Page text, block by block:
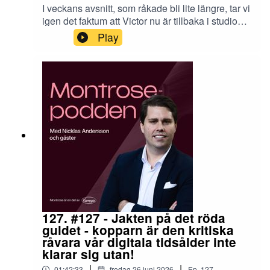
I veckans avsnitt, som råkade bli lite längre, tar vi
igen det faktum att Victor nu är tillbaka i studion
efter en veckas semester i Kalmar, svenska
solkusten (numera). Vi kikar närmare på några
strukturella regulatoriska trender, hur våra
miljonärer agerat på börsen i juni och en
halvårsavstämning, alltså vad vi investerare
bjudits på så här långt.Trevlig lyssning på
er,Nicklas & VictorDe pengar som placeras kan
både öka och minska i värde och det är inte
säkert att du får tillbaka hela det insatta kapitalet.
Historisk avkastning är ingen garanti för framtida
Play
127. #127 - Jakten på det röda
guldet - kopparn är den kritiska
råvara vår digitala tidsålder inte
klarar sig utan!